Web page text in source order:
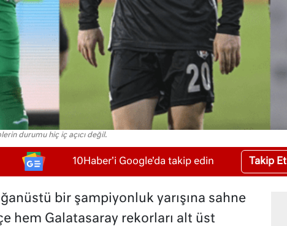
durumu hiç iç açıcı değil.
10Haber'i Google'da takip edin Takip Et
bir şampiyonluk yarışına sahne
hem Galatasaray rekorları alt üst